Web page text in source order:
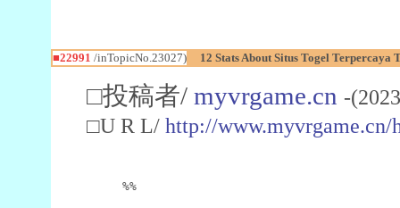
■22991 /inTopicNo.23027) 12 Stats About Situs Togel Terpercaya
□投稿者/ myvrgame.cn -
□U R L/ http://www.myvrgame.cn/
%%